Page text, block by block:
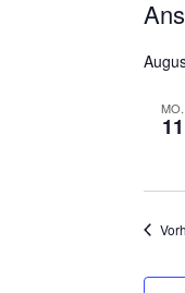
MO.
11